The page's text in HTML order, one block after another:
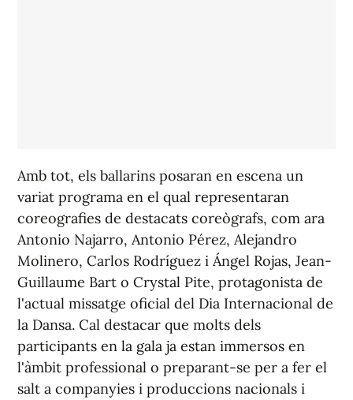
Amb tot, els ballarins posaran en escena un
variat programa en el qual representaran
coreografies de destacats coreògrafs, com ara
Antonio Najarro, Antonio Pérez, Alejandro
Molinero, Carlos Rodríguez i Ángel Rojas, Jean-
Guillaume Bart o Crystal Pite, protagonista de
l'actual missatge oficial del Dia Internacional de
la Dansa. Cal destacar que molts dels
participants en la gala ja estan immersos en
l'àmbit professional o preparant-se per a fer el
salt a companyies i produccions nacionals i